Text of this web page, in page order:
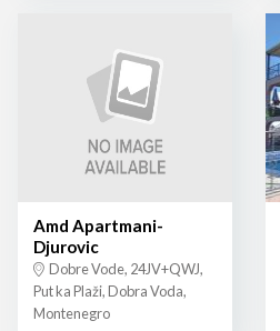
Amd Apartmani-
Djurovic
Dobre Vode, 24JV+QWJ,
Put ka Plaži, Dobra Voda,
Montenegro